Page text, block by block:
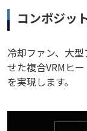
コンポジッ
冷却ファン、大
せた複合VRMヒ
を実現します。